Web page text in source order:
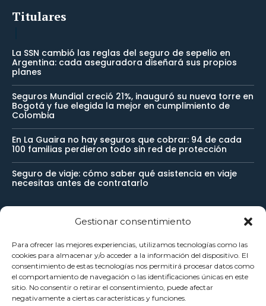
Gestionar consentimiento
Para ofrecer las mejores experiencias, utilizamos tecnologías como las
cookies para almacenar y/o acceder a la información del dispositivo. El
consentimiento de estas tecnologías nos permitirá procesar datos como
el comportamiento de navegación o las identificaciones únicas en este
sitio. No consentir o retirar el consentimiento, puede afectar
negativamente a ciertas características y funciones.
Titulares
La SSN cambió las reglas del seguro de sepelio en
Argentina: cada aseguradora diseñará sus propios
planes
Seguros Mundial creció 21%, inauguró su nueva torre en
Bogotá y fue elegida la mejor en cumplimiento de
Colombia
En La Guaira no hay seguros que cobrar: 94 de cada
100 familias perdieron todo sin red de protección
Seguro de viaje: cómo saber qué asistencia en viaje
necesitas antes de contratarlo
Newsletter
Reciba noticias importantes directamente en su buzón de
entrada y manténgase conectado.